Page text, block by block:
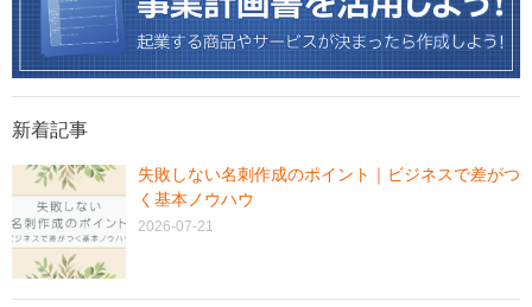
新着記事
失敗しない名刺作成のポイント｜ビジネスで差がつ
く基本ノウハウ
2026-07-21